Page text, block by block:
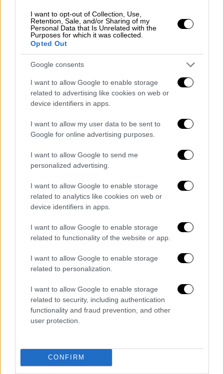
I want to opt-out of Collection, Use,
Retention, Sale, and/or Sharing of my
Personal Data that Is Unrelated with the
Purposes for which it was collected.
Opted Out
Google consents
I want to allow Google to enable storage
related to advertising like cookies on web or
device identifiers in apps.
I want to allow my user data to be sent to
Google for online advertising purposes.
I want to allow Google to send me
personalized advertising.
I want to allow Google to enable storage
related to analytics like cookies on web or
device identifiers in apps.
I want to allow Google to enable storage
related to functionality of the website or app.
I want to allow Google to enable storage
related to personalization.
I want to allow Google to enable storage
related to security, including authentication
functionality and fraud prevention, and other
user protection.
CONFIRM
View this post on Instagram
«Είμαστε καλά και νιώθουμε τυχεροί που
έχουμε πρόσβαση στη φροντίδα που
προσθέτοντας ότι θα απέχει για λίγο από τα
μέσα κοινωνικής δικτύωσης για να
επικεντρωθεί στην οικογενειακή της ηρεμία
και την υγεία του μωρού της. Ολοκλήρωσε
την ανάρτηση με την υπόσχεση ότι
οποιαδήποτε νέα εξέλιξη θα γίνει γνωστή
Διαβάστε ακόμη